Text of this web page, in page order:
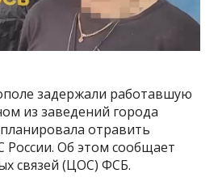
задержали работавшую
из заведений города
отравить
Об этом сообщает
связей (ЦОС) ФСБ.